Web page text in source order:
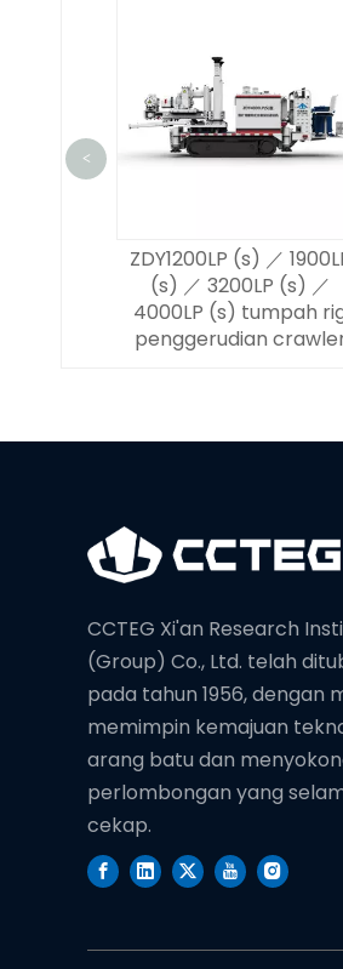
ZDY1200LP (s) ／
(s) ／ 3200LP (s) ／
4000LP (s) tumpah
penggerudian
<
CCTEG Xi'an Research
(Group) Co., Ltd. telah
pada tahun 1956, dengan
memimpin kemajuan
arang batu dan
perlombongan yang
cekap.